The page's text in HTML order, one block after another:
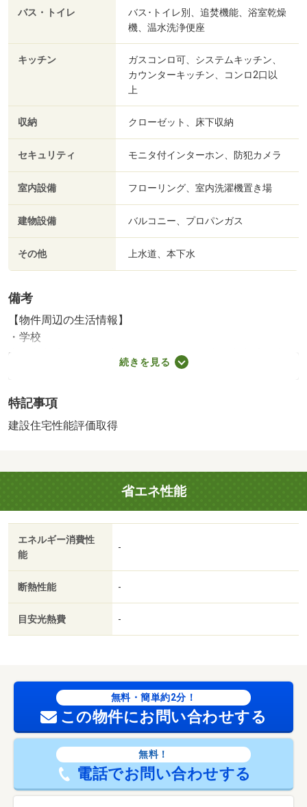
バス・トイレ
バス･トイレ別、追焚機能、浴室乾燥
機、温水洗浄便座
キッチン
ガスコンロ可、システムキッチン、
カウンターキッチン、コンロ2口以
上
収納 クローゼット、床下収納
セキュリティ モニタ付インターホン、防犯カメラ
室内設備 フローリング、室内洗濯機置き場
建物設備 バルコニー、プロパンガス
その他 上水道、本下水
備考
【物件周辺の生活情報】
・学校
太田市立藪塚本町南小学校（1,075m）、太田市立藪塚本町
スーパー（1,008m）、コンビニ（447m）、ドラッグスト
ア（630m）、商店街（929m）
（203m）
【住宅ローンはお任せください】 住宅ローンに多数の
実績あり。初めての住宅ローンは皆さん不安なものです。
１組１組のお客様を丁寧にサポート致します。 ☆自己
資金が無い ☆ひとり親で年収が少ない ☆契約社
員・派遣社員・自営業者 ☆勤続年数が短い ☆車な
えるお客様はシルクエステートにご相談ください。その不
安を解消します。 【設備・特記事項備考】専用バス・専
用トイレ・全居室収納
続きを見る
特記事項
建設住宅性能評価取得
省エネ性能
エネルギー消費性
能
-
断熱性能 -
目安光熱費 -
無料・簡単約2分！
この物件にお問い合わせする
無料！
電話でお問い合わせする